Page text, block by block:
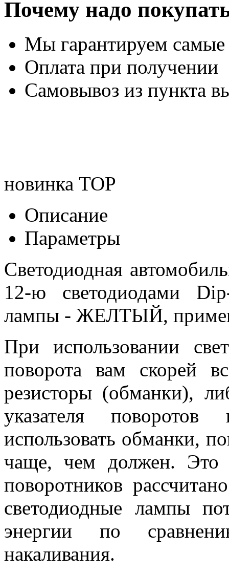
Почему надо
Мы гарантируем
Оплата при получении
Самовывоз из пункта
новинка TOP
Описание
Параметры
Светодиодная
12-ю светодиодами
лампы - ЖЕЛТЫЙ,
При использовании
поворота вам скорей
резисторы (обманки),
указателя
использовать обманки,
чаще, чем должен. Это
поворотников
светодиодные лампы
энергии по
накаливания.